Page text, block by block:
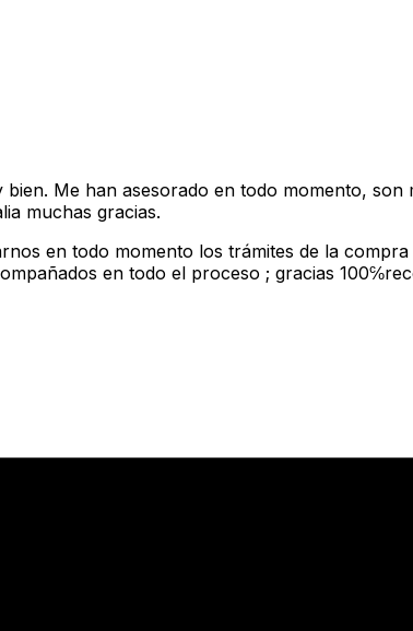
Me han asesorado en todo momento,
muchas gracias.
en todo momento los trámites de la
en todo el proceso ; gracias